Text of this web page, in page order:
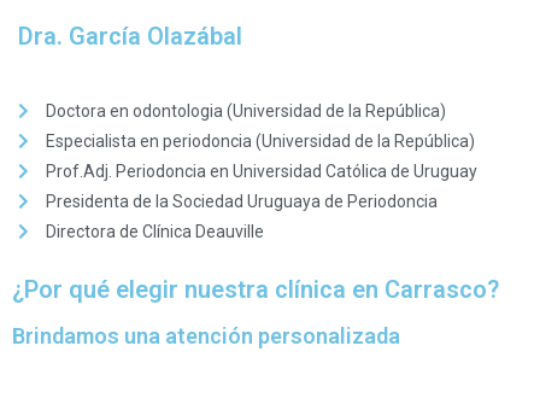
Dra. García Olazábal
Doctora en odontologia (Universidad de la República)
Especialista en periodoncia (Universidad de la República)
Prof.Adj. Periodoncia en Universidad Católica de Uruguay
Presidenta de la Sociedad Uruguaya de Periodoncia
Directora de Clínica Deauville
¿Por qué elegir nuestra clínica en Carrasco?
Brindamos una atención personalizada